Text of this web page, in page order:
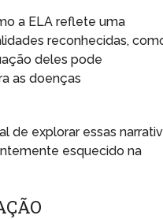
a ELA reflete uma
reconhecidas,
deles pode
as doenças
de explorar essas
esquecido na